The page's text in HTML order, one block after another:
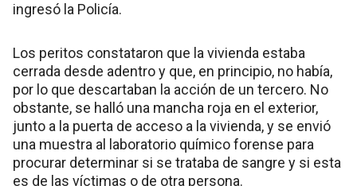
ingresó la Policía.
Los peritos constataron que la vivienda estaba
cerrada desde adentro y que, en principio, no había,
por lo que descartaban la acción de un tercero. No
obstante, se halló una mancha roja en el exterior,
junto a la puerta de acceso a la vivienda, y se envió
una muestra al laboratorio químico forense para
procurar determinar si se trataba de sangre y si esta
es de las víctimas o de otra persona.